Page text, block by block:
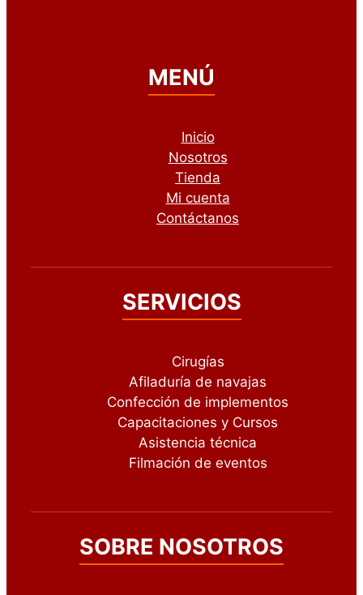
MENÚ
Inicio
Nosotros
Tienda
Mi cuenta
Contáctanos
SERVICIOS
Cirugías
Afiladuría de navajas
Confección de implementos
Capacitaciones y Cursos
Asistencia técnica
Filmación de eventos
SOBRE NOSOTROS